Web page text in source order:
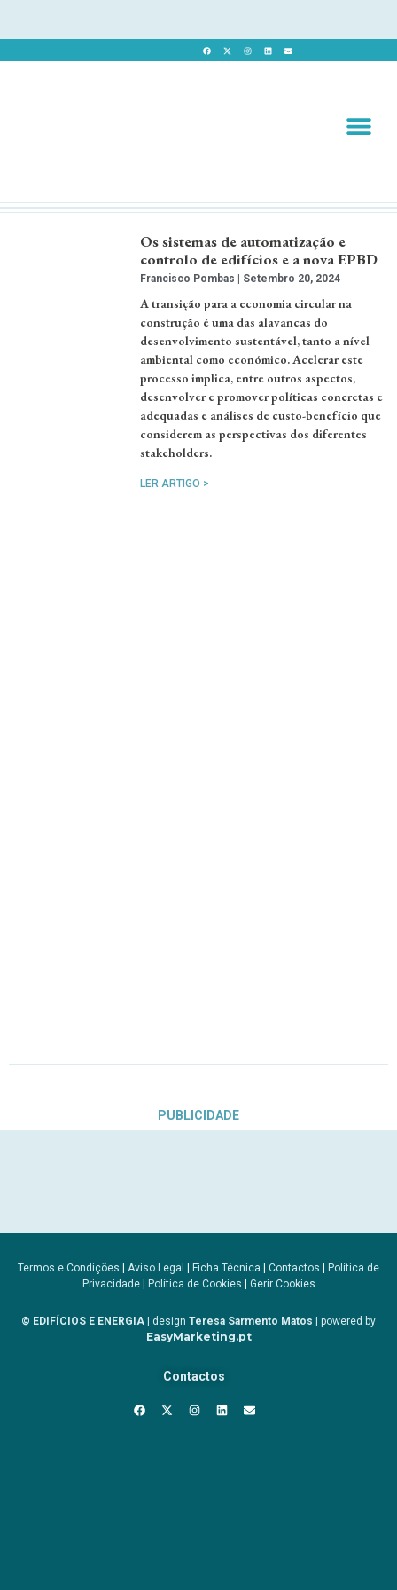
Os sistemas de automatização e
controlo de edifícios e a nova EPBD
Francisco Pombas Setembro 20, 2024
A transição para a economia circular na
construção é uma das alavancas do
desenvolvimento sustentável, tanto a nível
ambiental como económico. Acelerar este
processo implica, entre outros aspectos,
desenvolver e promover políticas concretas e
adequadas e análises de custo-benefício que
considerem as perspectivas dos diferentes
stakeholders.
LER ARTIGO >
PUBLICIDADE
Termos e Condições | Aviso Legal | Ficha Técnica | Contactos | Política de
Privacidade| Política de Cookies | Gerir Cookies
© EDIFÍCIOS E ENERGIA | design Teresa Sarmento Matos | powered by
EasyMarketing.pt
Contactos